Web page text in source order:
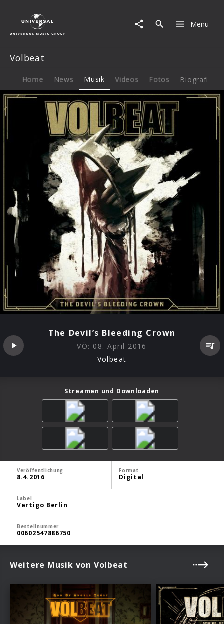
Devil's
Menu
Volbeat
Home News Musik Videos Fotos Biografie
The Devil’s Bleeding Crown
VÖ: 08. April 2016
Volbeat
Streamen und Downloaden
Veröffentlichung
8.4.2016
Format
Digital
Label
Vertigo Berlin
Bestellnummer
00602547886750
Weitere Musik von Volbeat